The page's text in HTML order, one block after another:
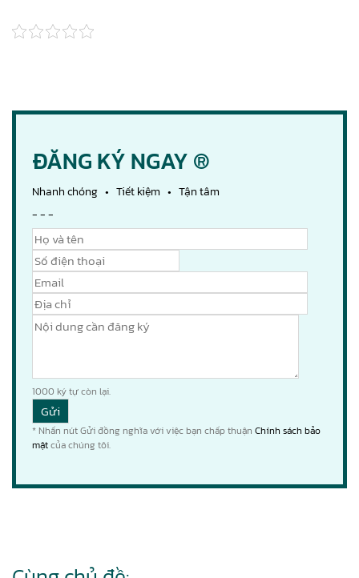
ĐĂNG KÝ NGAY ®
Nhanh chóng • Tiết kiệm • Tận tâm
- - -
1000 ký tự còn lại.
* Nhấn nút Gửi đồng nghĩa với việc bạn chấp thuận Chính sách bảo
mậtcủa chúng tôi.